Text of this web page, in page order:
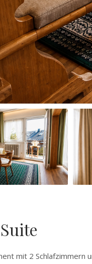
mit 2 Schlafzimmern